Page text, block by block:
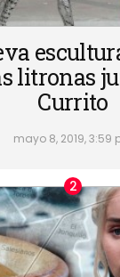
litronas
Currito
mayo 8, 2019, 3:59